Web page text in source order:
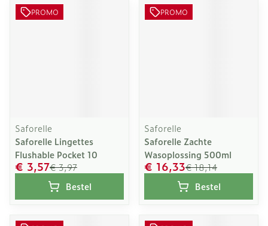
PROMO
Saforelle
Saforelle Lingettes
Flushable Pocket 10
€ 3,97
€ 3,57
Bestel
PROMO
Saforelle
Saforelle Zachte
Wasoplossing 500ml
€ 18,14
€ 16,33
Bestel